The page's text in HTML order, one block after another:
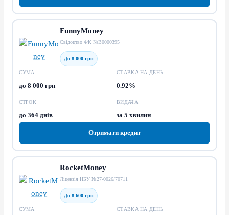
FunnyMoney
Свідоцтво ФК №В0000395
До 8 000 грн
СУМА
до 8 000 грн
СТАВКА НА ДЕНЬ
0.92%
СТРОК
до 364 днів
ВИДАЧА
за 5 хвилин
Отримати кредит
RocketMoney
Ліцензія НБУ №27-0026/70711
До 8 600 грн
СУМА СТАВКА НА ДЕНЬ